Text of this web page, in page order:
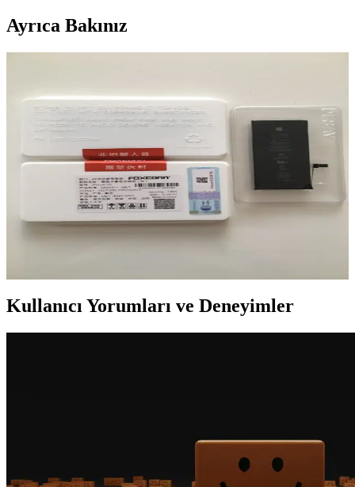
Ayrıca Bakınız
Süreçleri Hakkında Detaylar
iPhone 11'in üretim yeri hakkında detaylar sınırlı olsa da, Apple'ın
Çin'deki Foxconn ve Pegatron fabrikalarıyla küresel tedarik
zincirine odaklanıyoruz.
Foxconn Batarya Yorumları ve Elektronik
Sektöründeki Yeri Analizi
Foxconn batarya yorumları, performans ve güvenilirlik açısından
kullanıcılardan gelen çeşitli geri bildirimleri içeriyor. Orijinallik ve
Kullanıcı Yorumları ve Deneyimler